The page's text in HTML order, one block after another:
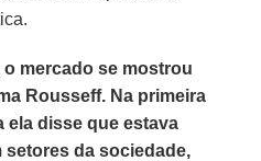
mercado se mostrou
Rousseff. Na primeira
ela disse que estava
da sociedade,